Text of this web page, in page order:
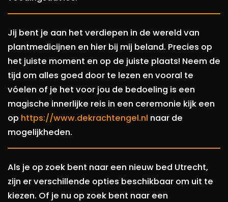
Jij bent je aan het verdiepen in de wereld van
plantmedicijnen en hier bij mij beland. Precies op
het juiste moment en op de juiste plaats! Neem de
tijd om alles goed door te lezen en vooral te
vóelen of je het voor jou de bedoeling is een
magische innerlijke reis in een ceremonie kijk een
op https://www.dekrachtengel.nl naar de
mogelijkheden.
Als je op zoek bent naar een nieuw bed Utrecht,
zijn er verschillende opties beschikbaar om uit te
kiezen. Of je nu op zoek bent naar een